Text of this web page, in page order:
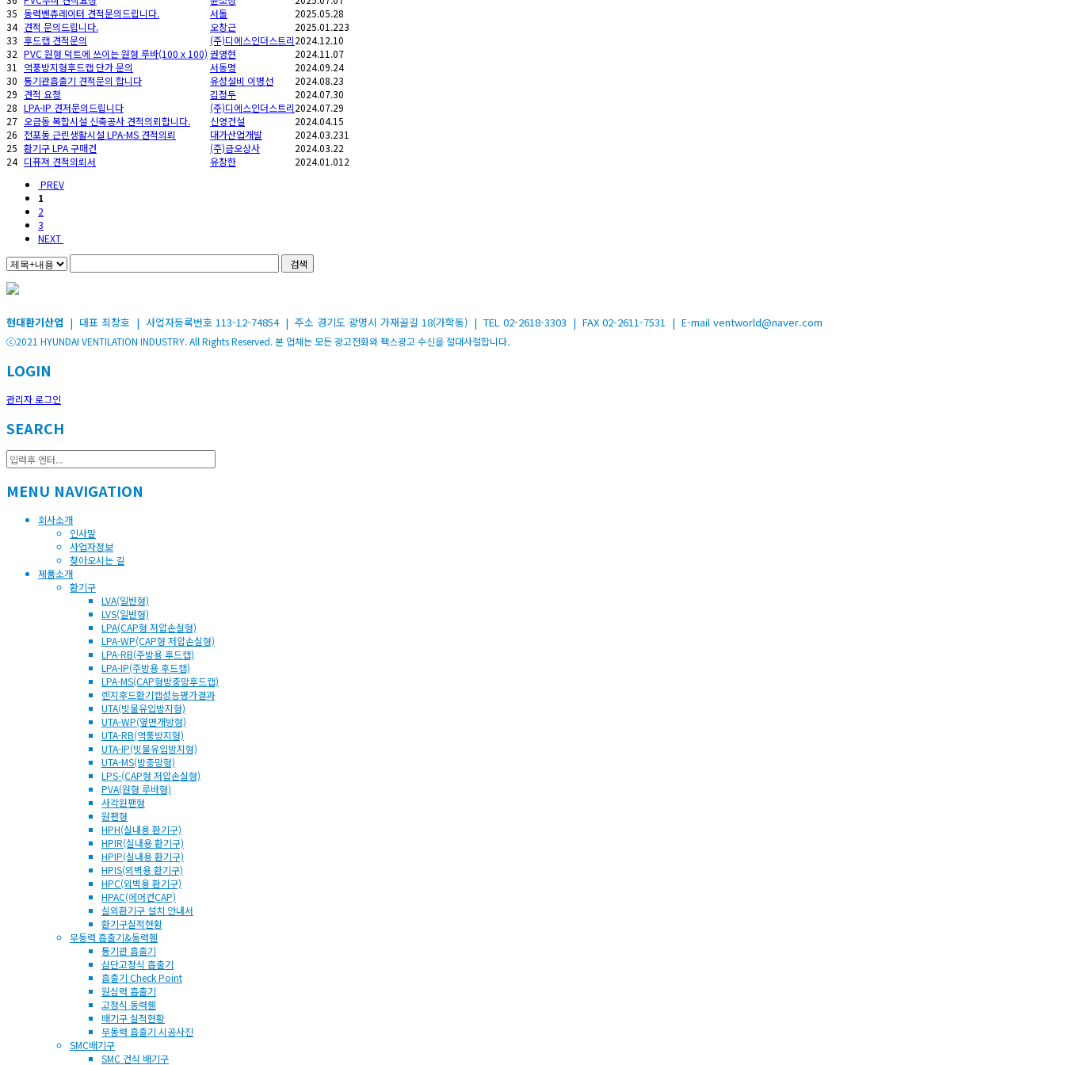
35 동력벤츄레이터 견적문의드립니다. 서돌
2025.05.28
34 견적 문의드립니다. 오창근 2025.01.223
33 후드캡 견적문의 (주)디에스인더스트리2024.12.10
32 PVC 원형 덕트에 쓰이는 원형 루바(100 x 100) 권영현
2024.11.07
31
역풍방지형후드캡 단가 문의 서동명
2024.09.24
30 통기관흡출기 견적문의 합니다 유성설비 이병선
2024.08.23
29 견적 요청 김정두
2024.07.30
28 LPA-IP 견저문의드립니다 (주)디에스인더스트리2024.07.29
27 오금동 복합시설 신축공사 견적의뢰합니다. 신영건설
2024.04.15
26 전포동 근린생활시설 LPA-MS 견적의뢰 대가산업개발 2024.03.231
25 환기구 LPA 구매건 (주)금오상사
2024.03.22
24 디퓨져 견적의뢰서 유창한 2024.01.01 2
PREV
1
2
3
NEXT
검색
현대환기산업 | 대표 최창호 | 사업자등록번호 113-12-74854 | 주소 경기도 광명시 가재골길 18(가학동) | TEL 02-2618-3303 | FAX 02-2611-7531 | E-mail ventworld@naver.com
ⓒ2021 HYUNDAI VENTILATION INDUSTRY. All Rights Reserved. 본 업체는 모든 광고전화와 팩스광고 수신을 절대사절합니다.
LOGIN
관리자 로그인
SEARCH
MENU NAVIGATION
회사소개
인사말
사업자정보
찾아오시는 길
제품소개
환기구
LVA(일반형)
LVS(일반형)
LPA(CAP형 저압손실형)
LPA-WP(CAP형 저압손실형)
LPA-RB(주방용 후드캡)
LPA-IP(주방용 후드캡)
LPA-MS(CAP형방충망후드캡)
렌지후드환기캡성능평가결과
UTA(빗물유입방지형)
UTA-WP(옆면개방형)
UTA-RB(역풍방지형)
UTA-IP(빗물유입방지형)
UTA-MS(방충망형)
LPS-(CAP형 저압손실형)
PVA(원형 루바형)
사각원팬형
원팬형
HPH(실내용 환기구)
HPIR(실내용 환기구)
HPIP(실내용 환기구)
HPIS(외벽용 환기구)
HPC(외벽용 환기구)
HPAC(에어컨CAP)
실외환기구 설치 안내서
환기구실적현황
무동력 흡출기&동력휀
통기관 흡출기
삼단고정식 흡출기
흡출기 Check Point
원심력 흡출기
고정식 동력휀
배기구 실적현황
무동력 흡출기 시공사진
SMC배기구
SMC 건식 배기구